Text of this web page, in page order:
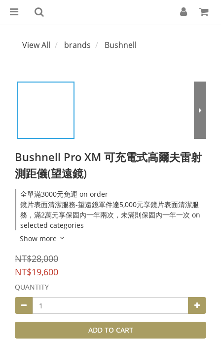
View All brands Bushnell
Bushnell Pro XM 可充電式高爾夫雷射
測距儀(望遠鏡)
全單滿3000元免運 on order
鏡片表面清潔服務-望遠鏡單件達5,000元享鏡片表面清潔服
務，滿2萬元享保固內一年兩次，未滿則保固內一年一次 on
selected categories
Show more
NT$28,000
NT$19,600
QUANTITY
ADD TO CART